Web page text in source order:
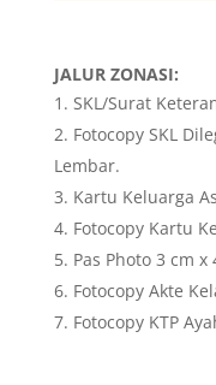
JALUR ZONASI:
SKL/Surat
Fotocopy SKL
Lembar.
Kartu Keluarga
Fotocopy Kartu
Pas Photo 3 cm
Fotocopy Akte
Fotocopy KTP